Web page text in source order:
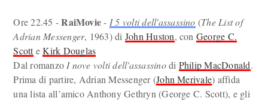
Ore 22.45 -RaiMovie- I 5 volti dell'assassino (The List of
Adrian Messenger, 1963) di John Huston, con George C.
ScotteKirk Douglas
Dal romanzo I nove volti dell'assassinodi Philip MacDonald.
Prima di partire, Adrian Messenger (John Merivale) affida
una lista all’amico Anthony Gethryn (George C. Scott), e gli